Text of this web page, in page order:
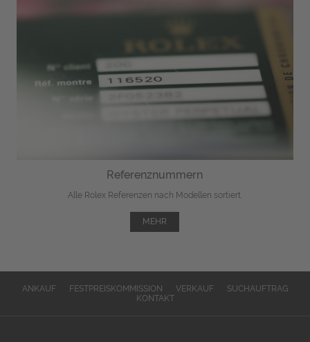
Referenznummern
Alle Rolex Referenzen nach Modellen sortiert.
MEHR
ANKAUF FESTPREISKOMMISSION VERKAUF
SUCHAUFTRAG
KONTAKT